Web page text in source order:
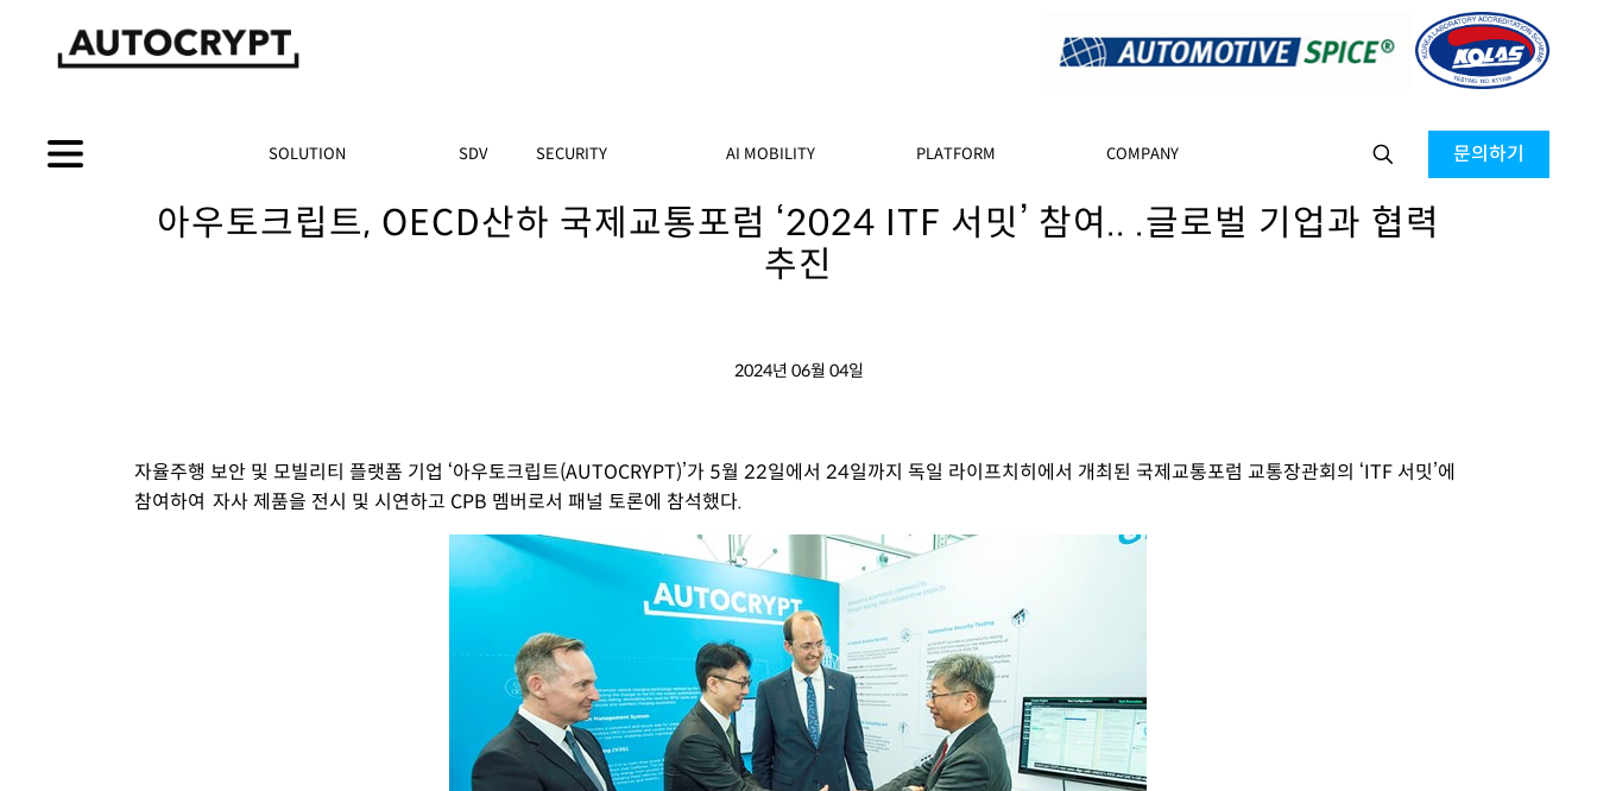
SOLUTION SDV SECURITY AI MOBILITY PLATFORM COMPANY 문의하기
아우토크립트, OECD산하 국제교통포럼 ‘2024 ITF 서밋’ 참여.. .글로벌 기업과 협력
추진
2024년 06월 04일
자율주행 보안 및모빌리티 플랫폼 기업 ‘아우토크립트(AUTOCRYPT)’가 5월 22일에서 24일까지 독일 라이프치히에서 개최된 국제교통포럼 교통장관회의 ‘ITF 서밋’에
참여하여 자사제품을 전시 및 시연하고 CPB 멤버로서 패널 토론에 참석했다.